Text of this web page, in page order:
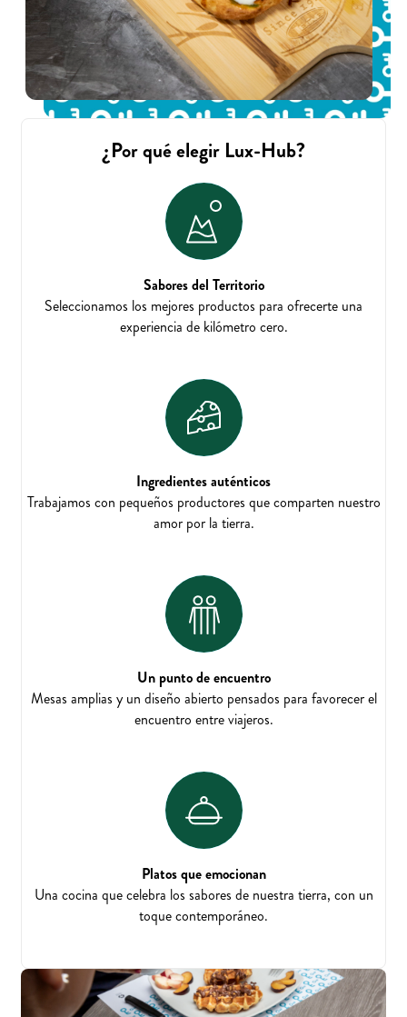
¿Por qué elegir Lux-Hub?
Sabores del Territorio
Seleccionamos los mejores productos para ofrecerte una
experiencia de kilómetro cero.
Ingredientes auténticos
Trabajamos con pequeños productores que comparten nuestro
amor por la tierra.
Un punto de encuentro
Mesas amplias y un diseño abierto pensados para favorecer el
encuentro entre viajeros.
Platos que emocionan
Una cocina que celebra los sabores de nuestra tierra, con un
toque contemporáneo.